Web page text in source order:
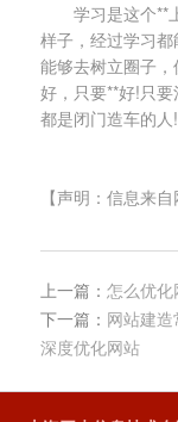
学习是这个**
样子，经过学习都
能够去树立圈子
好，只要**好!只
都是闭门造车的
【声明：信息来
上一篇： 怎么优化
下一篇： 网站建
深度优化网站